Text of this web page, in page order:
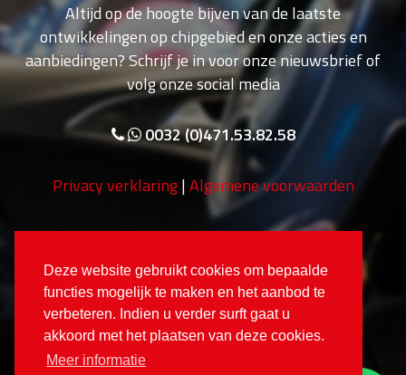
Deze website gebruikt cookies om bepaalde
functies mogelijk te maken en het aanbod te
verbeteren. Indien u verder surft gaat u
akkoord met het plaatsen van deze cookies.
Meer informatie
Altijd op de hoogte bijven van de laatste
ontwikkelingen op chipgebied en onze acties en
aanbiedingen? Schrijf je in voor onze nieuwsbrief of
volg onze social media
0032 (0)471.53.82.58
Privacy verklaring|Algemene voorwaarden